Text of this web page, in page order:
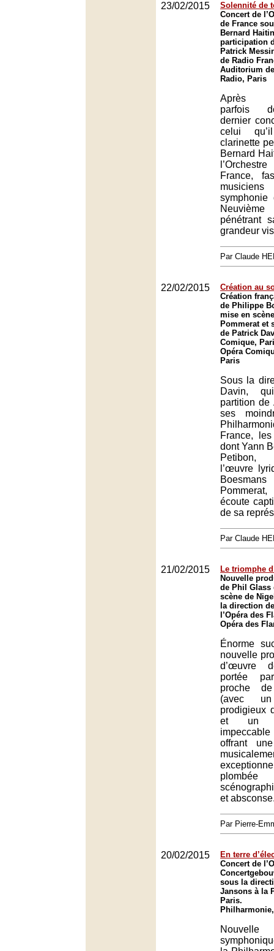
23/02/2015
Solennité de
Concert de
de France
Bernard
participation
Patrick
de Radio
Auditorium
Radio, Paris
Après
parfois
dernier
celui
clarinette
Bernard
France,
symphonie
pénétrant
grandeur
Par Claude
22/02/2015
Création au
Création
de Philippe
mise en
Pommerat et
de Patrick
Comique,
Opéra
Paris
Sous la
Davin,
partition de
ses
France,
dont Yann
Petibon,
l’œuvre
écoute
de sa
Par Claude
21/02/2015
Le triomphe
Nouvelle
de Phil Glass
scène de
la direction
l’Opéra des
Opéra des
Énorme
nouvelle
d’œuvre
portée
proche
(avec
prodigieux
et un
offrant
et
Par Pierre-
20/02/2015
En terre
Concert de
sous la
Jansons à la
Paris.